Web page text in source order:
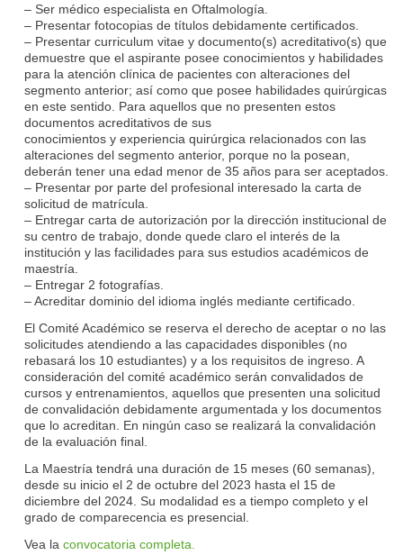
– Ser médico especialista en Oftalmología.
– Presentar fotocopias de títulos debidamente certificados.
– Presentar curriculum vitae y documento(s) acreditativo(s) que
demuestre que el aspirante posee conocimientos y habilidades
para la atención clínica de pacientes con alteraciones del
segmento anterior; así como que posee habilidades quirúrgicas
en este sentido. Para aquellos que no presenten estos
documentos acreditativos de sus
conocimientos y experiencia quirúrgica relacionados con las
alteraciones del segmento anterior, porque no la posean,
deberán tener una edad menor de 35 años para ser aceptados.
– Presentar por parte del profesional interesado la carta de
solicitud de matrícula.
– Entregar carta de autorización por la dirección institucional de
su centro de trabajo, donde quede claro el interés de la
institución y las facilidades para sus estudios académicos de
maestría.
– Entregar 2 fotografías.
– Acreditar dominio del idioma inglés mediante certificado.
El Comité Académico se reserva el derecho de aceptar o no las
solicitudes atendiendo a las capacidades disponibles (no
rebasará los 10 estudiantes) y a los requisitos de ingreso. A
consideración del comité académico serán convalidados de
cursos y entrenamientos, aquellos que presenten una solicitud
de convalidación debidamente argumentada y los documentos
que lo acreditan. En ningún caso se realizará la convalidación
de la evaluación final.
La Maestría tendrá una duración de 15 meses (60 semanas),
desde su inicio el 2 de octubre del 2023 hasta el 15 de
diciembre del 2024. Su modalidad es a tiempo completo y el
grado de comparecencia es presencial.
Vea la convocatoria completa.